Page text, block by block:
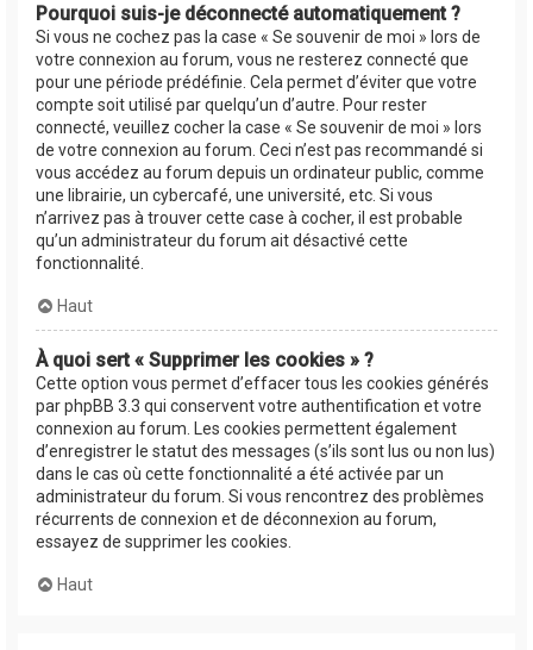
Pourquoi suis-je déconnecté automatiquement ?
Si vous ne cochez pas la case « Se souvenir de moi » lors de
votre connexion au forum, vous ne resterez connecté que
pour une période prédéfinie. Cela permet d’éviter que votre
compte soit utilisé par quelqu’un d’autre. Pour rester
connecté, veuillez cocher la case « Se souvenir de moi » lors
de votre connexion au forum. Ceci n’est pas recommandé si
vous accédez au forum depuis un ordinateur public, comme
une librairie, un cybercafé, une université, etc. Si vous
n’arrivez pas à trouver cette case à cocher, il est probable
qu’un administrateur du forum ait désactivé cette
fonctionnalité.
Haut
À quoi sert « Supprimer les cookies » ?
Cette option vous permet d’effacer tous les cookies générés
par phpBB 3.3 qui conservent votre authentification et votre
connexion au forum. Les cookies permettent également
d’enregistrer le statut des messages (s’ils sont lus ou non lus)
dans le cas où cette fonctionnalité a été activée par un
administrateur du forum. Si vous rencontrez des problèmes
récurrents de connexion et de déconnexion au forum,
essayez de supprimer les cookies.
Haut